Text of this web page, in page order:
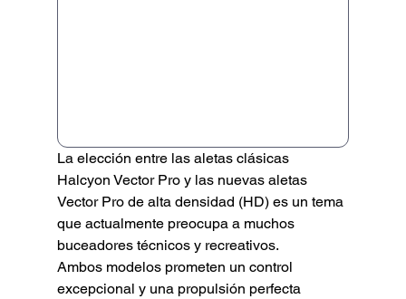
La elección entre las aletas clásicas
Halcyon Vector Pro y las nuevas aletas
Vector Pro de alta densidad (HD) es un tema
que actualmente preocupa a muchos
buceadores técnicos y recreativos.
Ambos modelos prometen un control
excepcional y una propulsión perfecta